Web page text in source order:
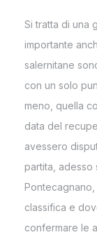
Si tratta di una
importante
salernitane
con un solo
meno, quella
data del
avessero
partita, adesso
Pontecagnano,
classifica e
confermare le